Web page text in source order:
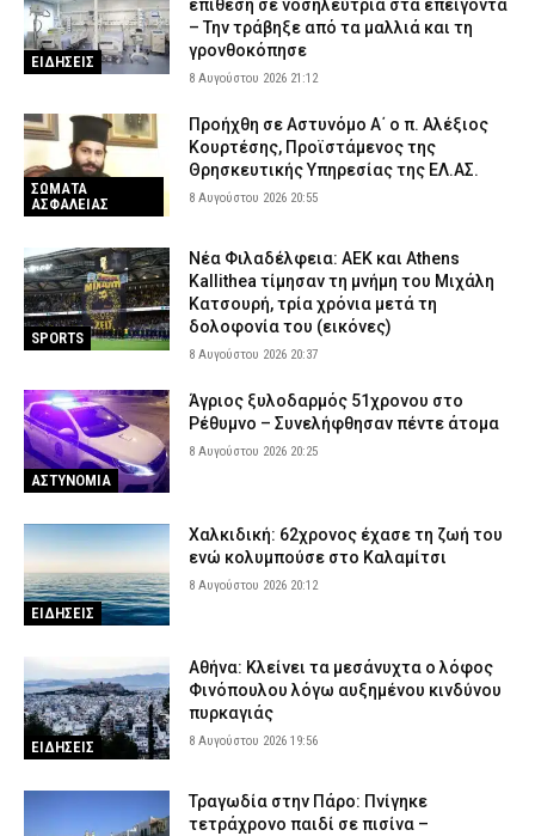
ΕΙΔΗΣΕΙΣ
επίθεση σε νοσηλεύτρια στα επείγοντα
– Την τράβηξε από τα μαλλιά και τη
γρονθοκόπησε
8 Αυγούστου 2026 21:12
ΣΩΜΑΤΑ
ΑΣΦΑΛΕΙΑΣ
Προήχθη σε Αστυνόμο Α΄ ο π. Αλέξιος
Κουρτέσης, Προϊστάμενος της
Θρησκευτικής Υπηρεσίας της ΕΛ.ΑΣ.
8 Αυγούστου 2026 20:55
SPORTS
Νέα Φιλαδέλφεια: ΑΕΚ και Athens
Kallithea τίμησαν τη μνήμη του Μιχάλη
Κατσουρή, τρία χρόνια μετά τη
δολοφονία του (εικόνες)
8 Αυγούστου 2026 20:37
ΑΣΤΥΝΟΜΙΑ
Άγριος ξυλοδαρμός 51χρονου στο
Ρέθυμνο – Συνελήφθησαν πέντε άτομα
8 Αυγούστου 2026 20:25
ΕΙΔΗΣΕΙΣ
Χαλκιδική: 62χρονος έχασε τη ζωή του
ενώ κολυμπούσε στο Καλαμίτσι
8 Αυγούστου 2026 20:12
ΕΙΔΗΣΕΙΣ
Αθήνα: Κλείνει τα μεσάνυχτα ο λόφος
Φινόπουλου λόγω αυξημένου κινδύνου
πυρκαγιάς
8 Αυγούστου 2026 19:56
Τραγωδία στην Πάρο: Πνίγηκε
τετράχρονο παιδί σε πισίνα –